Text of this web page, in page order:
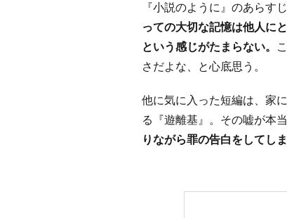
『小説のように』のあらす
っての大切な記憶は他人に
という感じがたまらない。
さだよな、と心底思う。
他に気に入った短編は、家
る『遊離基』。その嘘が本
りながら罪の告白をしてし